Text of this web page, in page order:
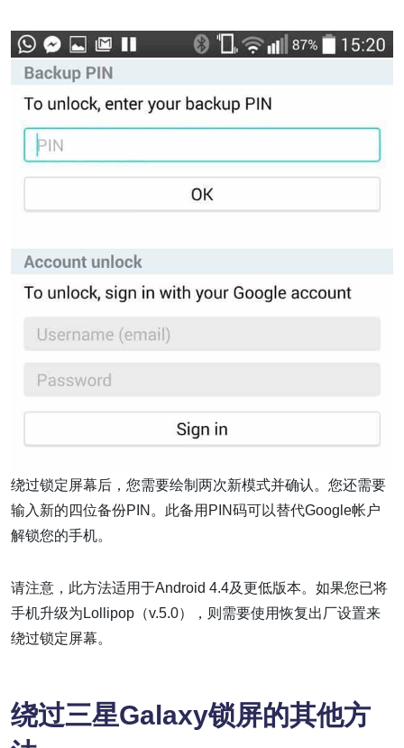
绕过锁定屏幕后，您需要绘制两次新模式并确认。您还需要
输入新的四位备份PIN。此备用PIN码可以替代Google帐户
解锁您的手机。
请注意，此方法适用于Android 4.4及更低版本。如果您已将
手机升级为Lollipop（v.5.0），则需要使用恢复出厂设置来
绕过锁定屏幕。
绕过三星Galaxy锁屏的其他方